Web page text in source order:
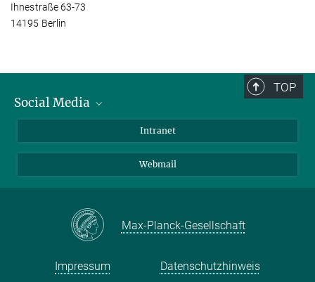
Ihnestraße 63-73
14195 Berlin
TOP
Social Media
Intranet
Webmail
Max-Planck-Gesellschaft
Impressum Datenschutzhinweis